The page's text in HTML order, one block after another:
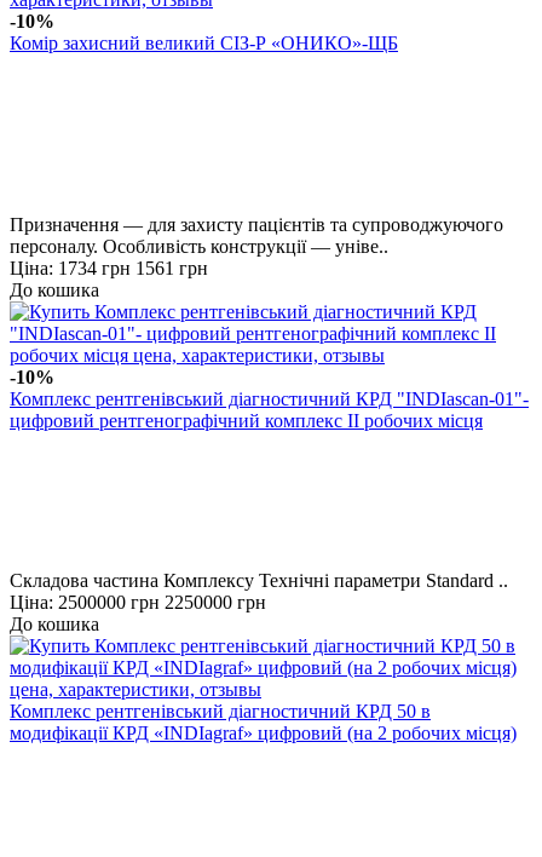
-10%
Комір захисний великий СІЗ-Р «ОНИКО»-ЩБ
Призначення — для захисту пацієнтів та супроводжуючого
персоналу. Особливість конструкції — уніве..
Ціна: 1734 грн 1561 грн
До кошика
-10%
Комплекс рентгенівський діагностичний КРД "INDIascan-01"-
цифровий рентгенографічний комплекс ІІ робочих місця
Складова частина Комплексу Технічні параметри Standard ..
Ціна: 2500000 грн 2250000 грн
До кошика
Комплекс рентгенівський діагностичний КРД 50 в
модифікації КРД «INDIagraf» цифровий (на 2 робочих місця)